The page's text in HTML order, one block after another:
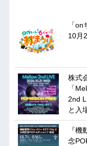
「
10月
株式
「
2nd
と入
『
念